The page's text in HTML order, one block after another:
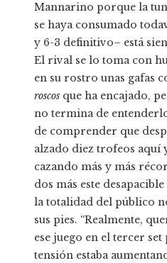
Mannarino porque la
se haya consumado
y 6-3 definitivo– está
El rival se lo toma con
en su rostro unas gafas
roscos que ha encajado,
no termina de
de comprender que
alzado diez trofeos aquí
cazando más y más
dos más este
la totalidad del público
sus pies. “Realmente,
ese juego en el tercer
tensión estaba